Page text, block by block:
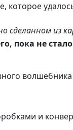
сделанном из
пока не
и